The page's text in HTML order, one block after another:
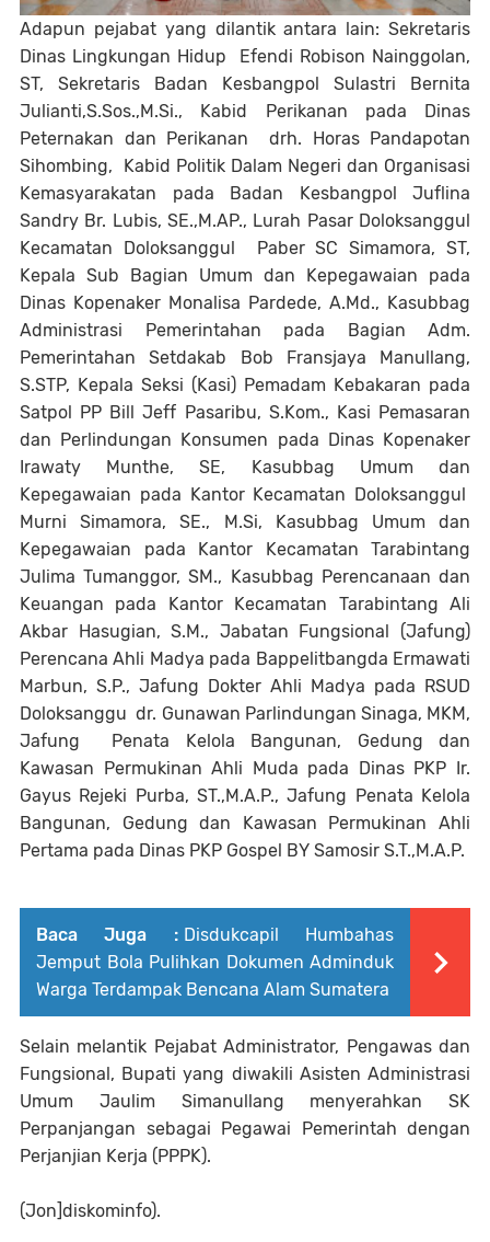
Adapun pejabat yang dilantik antara lain: Sekretaris
Dinas Lingkungan Hidup Efendi Robison Nainggolan,
ST, Sekretaris Badan Kesbangpol Sulastri Bernita
Julianti,S.Sos.,M.Si., Kabid Perikanan pada Dinas
Peternakan dan Perikanan drh. Horas Pandapotan
Sihombing, Kabid Politik Dalam Negeri dan Organisasi
Kemasyarakatan pada Badan Kesbangpol Juflina
Sandry Br. Lubis, SE.,M.AP., Lurah Pasar Doloksanggul
Kecamatan Doloksanggul Paber SC Simamora, ST,
Kepala Sub Bagian Umum dan Kepegawaian pada
Dinas Kopenaker Monalisa Pardede, A.Md., Kasubbag
Administrasi Pemerintahan pada Bagian Adm.
Pemerintahan Setdakab Bob Fransjaya Manullang,
S.STP, Kepala Seksi (Kasi) Pemadam Kebakaran pada
Satpol PP Bill Jeff Pasaribu, S.Kom., Kasi Pemasaran
dan Perlindungan Konsumen pada Dinas Kopenaker
Irawaty Munthe, SE, Kasubbag Umum dan
Kepegawaian pada Kantor Kecamatan Doloksanggul
Murni Simamora, SE., M.Si, Kasubbag Umum dan
Kepegawaian pada Kantor Kecamatan Tarabintang
Julima Tumanggor, SM., Kasubbag Perencanaan dan
Keuangan pada Kantor Kecamatan Tarabintang Ali
Akbar Hasugian, S.M., Jabatan Fungsional (Jafung)
Perencana Ahli Madya pada Bappelitbangda Ermawati
Marbun, S.P., Jafung Dokter Ahli Madya pada RSUD
Doloksanggu dr. Gunawan Parlindungan Sinaga, MKM,
Jafung Penata Kelola Bangunan, Gedung dan
Kawasan Permukinan Ahli Muda pada Dinas PKP Ir.
Gayus Rejeki Purba, ST.,M.A.P., Jafung Penata Kelola
Bangunan, Gedung dan Kawasan Permukinan Ahli
Pertama pada Dinas PKP Gospel BY Samosir S.T.,M.A.P.
Baca Juga : Disdukcapil Humbahas
Jemput Bola Pulihkan Dokumen Adminduk
Warga Terdampak Bencana Alam Sumatera
Selain melantik Pejabat Administrator, Pengawas dan
Fungsional, Bupati yang diwakili Asisten Administrasi
Umum Jaulim Simanullang menyerahkan SK
Perpanjangan sebagai Pegawai Pemerintah dengan
Perjanjian Kerja (PPPK).
(Jon]diskominfo).